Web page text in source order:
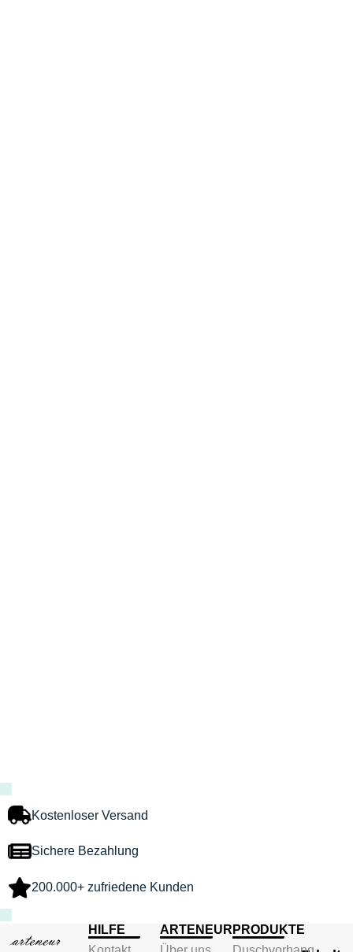
Kostenloser Versand
Sichere Bezahlung
200.000+ zufriedene Kunden
HILFE
ARTENEUR PRODUKTE